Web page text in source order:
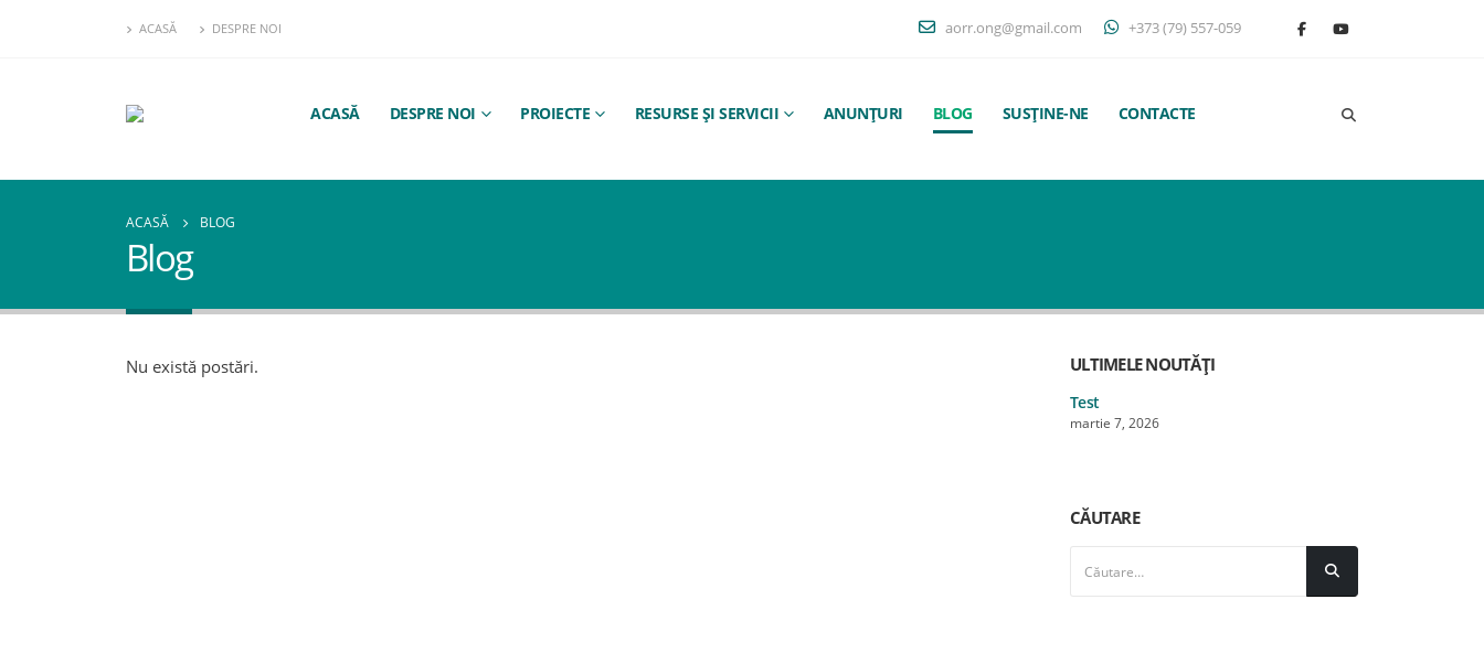
ACASĂ DESPRE NOI aorr.ong@gmail.com +373 (79) 557-059
ACASĂ DESPRE NOI PROIECTE RESURSE ȘI SERVICII ANUNȚURI BLOG SUSȚINE-NE CONTACTE
ACASĂ BLOG
Blog
Nu există postări. ULTIMELE NOUTĂȚI
Test
martie 7, 2026
CĂUTARE